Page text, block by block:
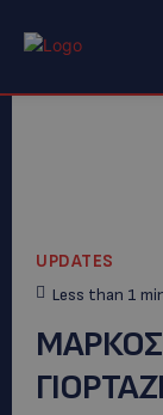
UPDATES
Less than 1